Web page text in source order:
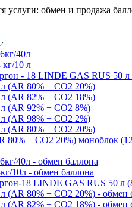
услуги: обмен и продажа
40л
кг/10 л
- 18 LINDE GAS RUS 50
(AR 80% + CO2 20%)
(AR 82% + CO2 18%)
(AR 92% + CO2 8%)
(AR 98% + CO2 2%)
(AR 80% + CO2 20%)
80% + CO2 20%) моноблок
40л - обмен баллона
10л - обмен баллона
18 LINDE GAS RUS 50 л
(AR 80% + CO2 20%) - обмен
(AR 82% + CO2 18%) - обмен